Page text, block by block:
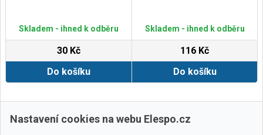
Skladem - ihned k odběru
30 Kč
Do košíku
Skladem - ihned k odběru
116 Kč
Do košíku
Zobrazit další
Nastavení cookies na webu Elespo.cz